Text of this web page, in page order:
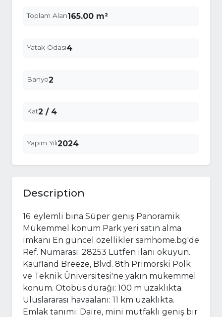
Toplam Alan165.00 m²
Yatak Odası4
Banyo2
Kat2 / 4
Yapım Yılı2024
Description
16. eylemli bina Süper geniş Panoramik
Mükemmel konum Park yeri satın alma
imkanı En güncel özellikler samhome.bg'de
Ref. Numarası: 28253 Lütfen ilanı okuyun.
Kaufland Breeze, Blvd. 8th Primorski Polk
ve Teknik Üniversitesi'ne yakın mükemmel
konum. Otobüs durağı: 100 m uzaklıkta.
Uluslararası havaalanı: 11 km uzaklıkta.
Emlak tanımı: Daire, mini mutfaklı geniş bir